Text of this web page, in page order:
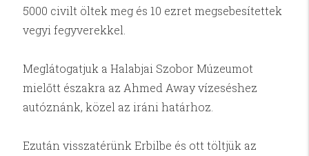
5000 civilt öltek meg és 10 ezret megsebesítettek
vegyi fegyverekkel.
Meglátogatjuk a Halabjai Szobor Múzeumot
mielőtt északra az Ahmed Away vízeséshez
autóznánk, közel az iráni határhoz.
Ezután visszatérünk Erbilbe és ott töltjük az